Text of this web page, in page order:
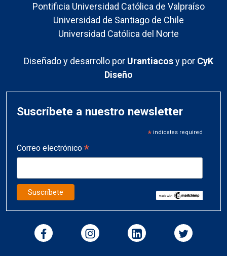
Pontificia Universidad Católica de Valpraíso
Universidad de Santiago de Chile
Universidad Católica del Norte
Diseñado y desarrollo por Urantiacosy por CyK
Diseño
Suscríbete a nuestro newsletter
*indicates required
Correo electrónico *